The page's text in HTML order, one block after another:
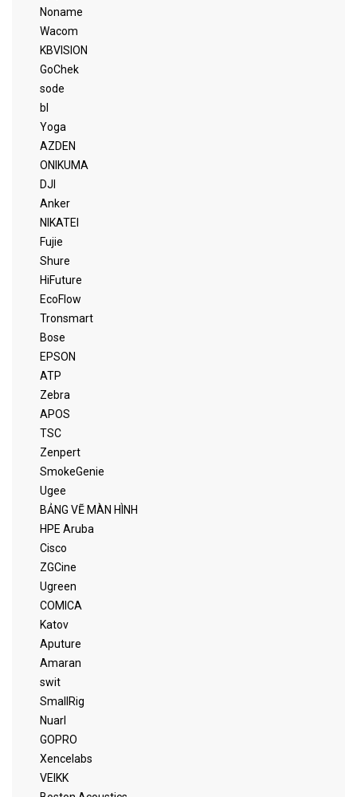
Noname
Wacom
KBVISION
GoChek
sode
bl
Yoga
AZDEN
ONIKUMA
DJI
Anker
NIKATEI
Fujie
Shure
HiFuture
EcoFlow
Tronsmart
Bose
EPSON
ATP
Zebra
APOS
TSC
Zenpert
SmokeGenie
Ugee
BẢNG VẼ MÀN HÌNH
HPE Aruba
Cisco
ZGCine
Ugreen
COMICA
Katov
Aputure
Amaran
swit
SmallRig
Nuarl
GOPRO
Xencelabs
VEIKK